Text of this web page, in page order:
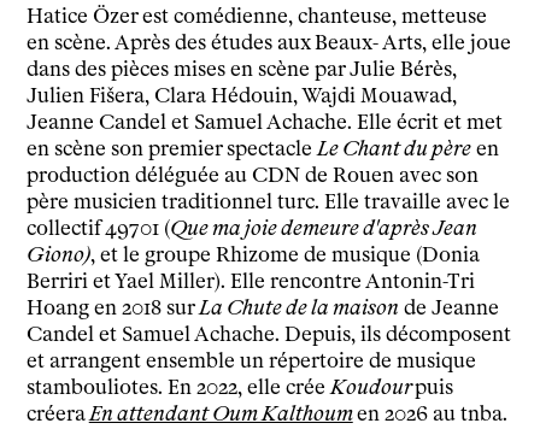
Hatice Özer est comédienne, chanteuse, metteuse
en scène. Après des études aux Beaux- Arts, elle joue
dans des pièces mises en scène par Julie Bérès,
Julien Fišera, Clara Hédouin, Wajdi Mouawad,
Jeanne Candel et Samuel Achache. Elle écrit et met
en scène son premier spectacleLe Chant du pèreen
production déléguée au CDN de Rouen avec son
père musicien traditionnel turc. Elle travaille avec le
collectif 49701 (Que ma joie demeure d'après Jean
Giono), et le groupe Rhizome de musique (Donia
Berriri et Yael Miller). Elle rencontre Antonin-Tri
Hoang en 2018 surLa Chute de la maison de Jeanne
Candel et Samuel Achache. Depuis, ils décomposent
et arrangent ensemble un répertoire de musique
stambouliotes. En 2022, elle créeKoudourpuis
créeraEn attendant Oum Kalthoumen 2026 au tnba.
Formation supérieure
Les Promotions
Classe Égalité
Stages de théâtre gratuits
Insertion professionnelle
Soutenir l'école
Partenaires
Infos pratiques
Horaires et contacts
Tarifs, cartes et pass
Arriver au tnba
Accessibilité
Bar / La Petite Sœur
FAQ